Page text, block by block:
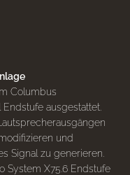
Columbus
ausgestattet.
und
Signal zu generieren.
System X75.6 Endstufe